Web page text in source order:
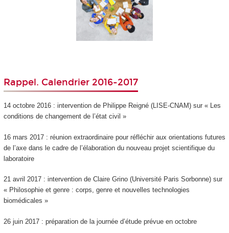
Rappel. Calendrier 2016-2017
14 octobre 2016 : intervention de Philippe Reigné (LISE-CNAM) sur « Les
conditions de changement de l’état civil »
16 mars 2017 : réunion extraordinaire pour réfléchir aux orientations futures
de l’axe dans le cadre de l’élaboration du nouveau projet scientifique du
laboratoire
21 avril 2017 : intervention de Claire Grino (Université Paris Sorbonne) sur
« Philosophie et genre : corps, genre et nouvelles technologies
biomédicales »
26 juin 2017 : préparation de la journée d’étude prévue en octobre